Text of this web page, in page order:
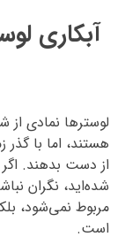
آبکاری
لوسترها نمادی از
هستند، اما با
از دست بدهند.
شده‌اید، نگران
مربوط نمی‌شود،
است.